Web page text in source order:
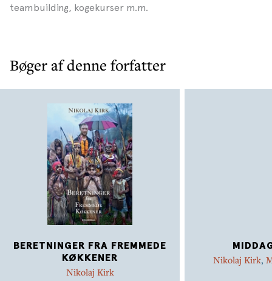
teambuilding, kogekurser m.m.
Bøger af denne forfatter
BERETNINGER FRA FREMMEDE
KØKKENER
Nikolaj Kirk
Nikolaj Kirk,